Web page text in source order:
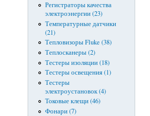
Регистраторы качества
электроэнергии (23)
Температурные датчики
(21)
Тепловизоры Fluke (38)
Теплосканеры (2)
Тестеры изоляции (18)
Тестеры освещения (1)
Тестеры
электроустановок (4)
Токовые клещи (46)
Фонари (7)